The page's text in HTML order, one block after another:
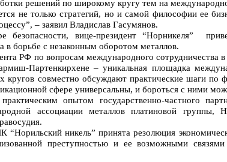
решений по широкому кругу тем на
не только стратегий, но и самой философии ее
– заявил Владислав Гасумянов.
безопасности, вице-президент “Норникеля”
в борьбе с незаконным оборотом металлов.
РФ по вопросам международного сотрудничества
Партенкирхене – уникальная площадка
кругов совместно обсуждают практические шаги по
сфере универсальны, и бороться с ними
опытом государственно-частного
ассоциации металлов платиновой группы,
никель” принята резолюция
преступностью и ее возможными